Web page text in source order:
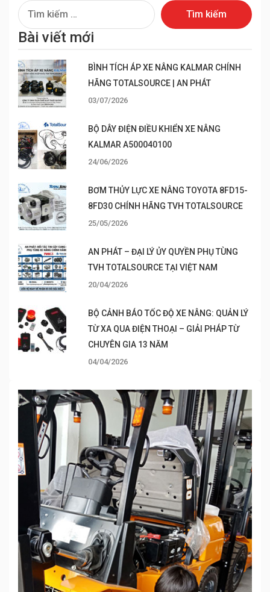
Tìm
kiếm
cho:
Bài viết mới
BÌNH TÍCH ÁP XE NÂNG KALMAR CHÍNH
HÃNG TOTALSOURCE | AN PHÁT
03/07/2026
BỘ DÂY ĐIỆN ĐIỀU KHIỂN XE NÂNG
KALMAR A500040100
24/06/2026
BƠM THỦY LỰC XE NÂNG TOYOTA 8FD15-
8FD30 CHÍNH HÃNG TVH TOTALSOURCE
25/05/2026
AN PHÁT – ĐẠI LÝ ỦY QUYỀN PHỤ TÙNG
TVH TOTALSOURCE TẠI VIỆT NAM
20/04/2026
BỘ CẢNH BÁO TỐC ĐỘ XE NÂNG: QUẢN LÝ
TỪ XA QUA ĐIỆN THOẠI – GIẢI PHÁP TỪ
CHUYÊN GIA 13 NĂM
04/04/2026